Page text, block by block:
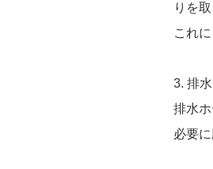
りを
これ
3. 排
排水
必要